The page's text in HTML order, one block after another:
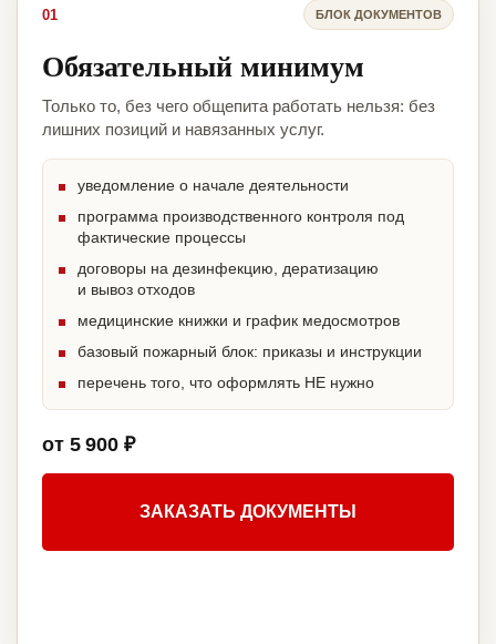
01 БЛОК ДОКУМЕНТОВ
Обязательный минимум
Только то, без чего общепита работать нельзя: без
лишних позиций и навязанных услуг.
уведомление о начале деятельности
программа производственного контроля под
фактические процессы
договоры на дезинфекцию, дератизацию
и вывоз отходов
медицинские книжки и график медосмотров
базовый пожарный блок: приказы и инструкции
перечень того, что оформлять НЕ нужно
от 5 900 ₽
ЗАКАЗАТЬ ДОКУМЕНТЫ